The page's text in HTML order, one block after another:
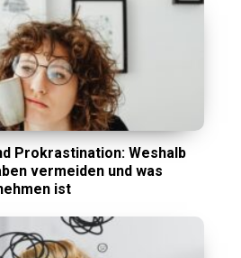
Prokrastination: Weshalb
vermeiden und was
ist